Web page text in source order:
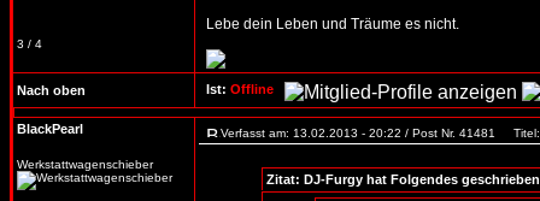
3 / 4
Lebe dein Leben und Träume es nicht.
Nach oben Ist: Offline
BlackPearl
Werkstattwagenschieber
Verfasst am: 13.02.2013 - 20:22 / Post Nr. 41481 Titel:
Zitat: DJ-Furgy hat Folgendes